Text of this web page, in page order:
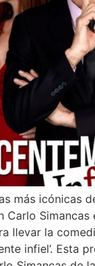
más icónicas
Carlo Simancas
llevar la
infiel’. Esta